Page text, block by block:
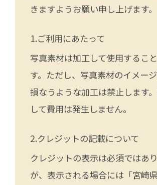
きますようお願い申し上げます。
ご利用にあたって
写真素材は加工して使用するこ
す。ただし、写真素材のイメー
損なうような加工は禁止します
して費用は発生しません。
クレジットの記載について
クレジットの表示は必須ではあ
が、表示される場合には「宮崎